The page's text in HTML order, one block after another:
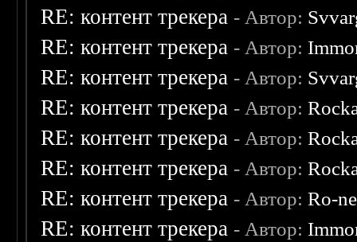
RE: контент трекера - Автор:
RE: контент трекера - Автор:
RE: контент трекера - Автор:
RE: контент трекера - Автор:
RE: контент трекера - Автор:
RE: контент трекера - Автор:
RE: контент трекера - Автор:Ro-
RE: контент трекера - Автор: